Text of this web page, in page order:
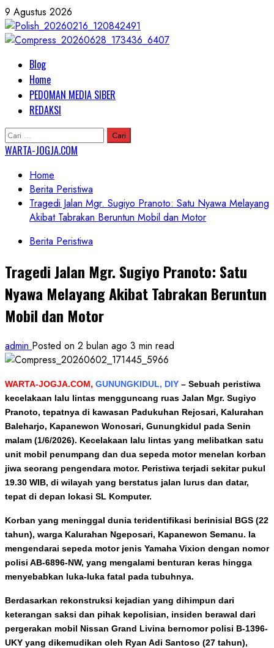
Skip
to
content
9 Agustus 2026
Primary
Menu
Blog
Home
PEDOMAN MEDIA SIBER
REDAKSI
Cari
untuk:
WARTA-JOGJA.COM
Home
Berita Peristiwa
Tragedi Jalan Mgr. Sugiyo Pranoto: Satu Nyawa Melayang
Akibat Tabrakan Beruntun Mobil dan Motor
Berita Peristiwa
Tragedi Jalan Mgr. Sugiyo Pranoto: Satu
Nyawa Melayang Akibat Tabrakan Beruntun
Mobil dan Motor
admin Posted on 2 bulan ago 3 min read
WARTA-JOGJA.COM, GUNUNGKIDUL, DIY – Sebuah peristiwa
kecelakaan lalu lintas mengguncang ruas Jalan Mgr. Sugiyo
Pranoto, tepatnya di kawasan Padukuhan Rejosari, Kalurahan
Baleharjo, Kapanewon Wonosari, Gunungkidul pada Senin
malam (1/6/2026). Kecelakaan lalu lintas yang melibatkan satu
unit mobil penumpang dan dua sepeda motor menelan korban
jiwa seorang pengendara motor. Peristiwa terjadi sekitar pukul
19.30 WIB, di wilayah yang berstatus jalan lurus dan datar,
tepat di depan lokasi SL Komputer.
Korban yang meninggal dunia teridentifikasi berinisial BGS (22
tahun), warga Kalurahan Ngeposari, Kapanewon Semanu. Ia
mengendarai sepeda motor jenis Yamaha Vixion dengan nomor
polisi AB-6896-NW, yang mengalami benturan keras hingga
menyebabkan luka-luka fatal pada tubuhnya.
Berdasarkan rekonstruksi kejadian yang dihimpun dari
keterangan saksi dan pihak kepolisian, insiden berawal dari
pergerakan mobil Nissan Grand Livina bernomor polisi B-1396-
UKY yang dikemudikan oleh Ryan Adi Santoso (27 tahun),